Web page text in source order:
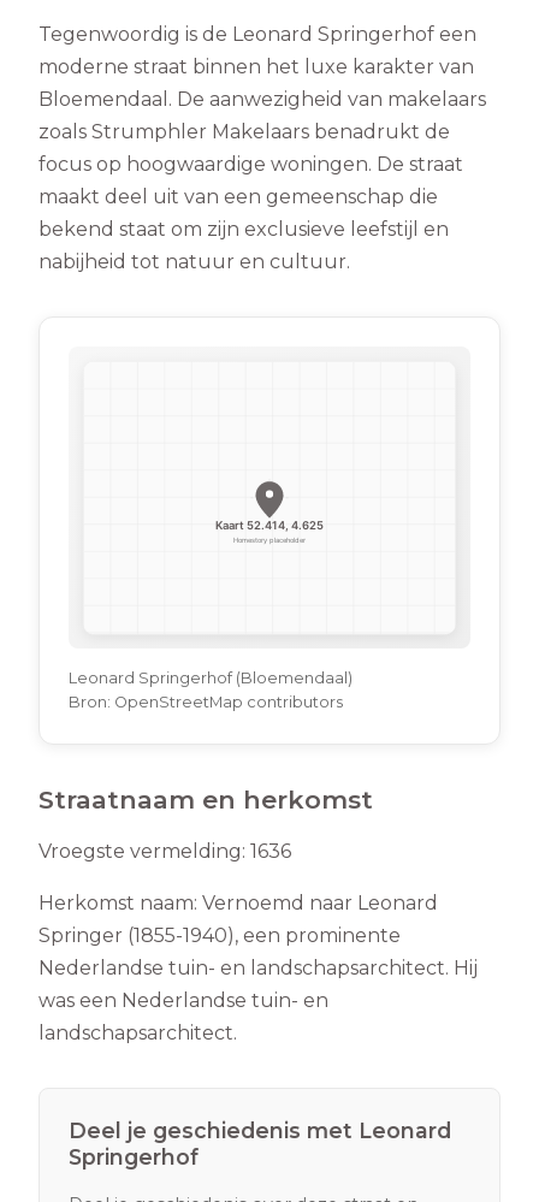
Tegenwoordig is de Leonard Springerhof een
moderne straat binnen het luxe karakter van
Bloemendaal. De aanwezigheid van makelaars
zoals Strumphler Makelaars benadrukt de
focus op hoogwaardige woningen. De straat
maakt deel uit van een gemeenschap die
bekend staat om zijn exclusieve leefstijl en
nabijheid tot natuur en cultuur.
Leonard Springerhof (Bloemendaal)
Bron: OpenStreetMap contributors
Straatnaam en herkomst
Vroegste vermelding: 1636
Herkomst naam: Vernoemd naar Leonard
Springer (1855-1940), een prominente
Nederlandse tuin- en landschapsarchitect. Hij
was een Nederlandse tuin- en
landschapsarchitect.
Deel je geschiedenis met Leonard
Springerhof